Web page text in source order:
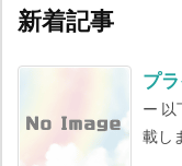
新着記事
プ
ー
載し